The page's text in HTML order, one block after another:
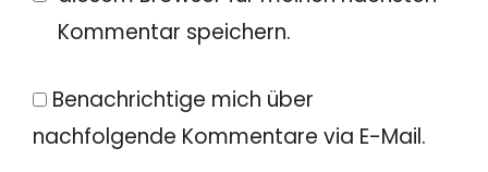
Kommentar speichern.
Benachrichtige mich über
nachfolgende Kommentare via E-Mail.